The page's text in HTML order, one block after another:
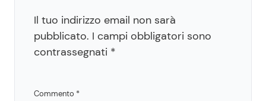
Il tuo indirizzo email non sarà
pubblicato. I campi obbligatori sono
contrassegnati *
Commento *